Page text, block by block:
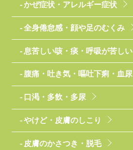
かぜ症状・アレルギー症状
全身倦怠感・顔や足のむくみ
息苦しい咳・痰・呼吸が苦しい
腹痛・吐き気・嘔吐下痢・血尿
口渇・多飲・多尿
やけど・皮膚のしこり
皮膚のかさつき・脱毛